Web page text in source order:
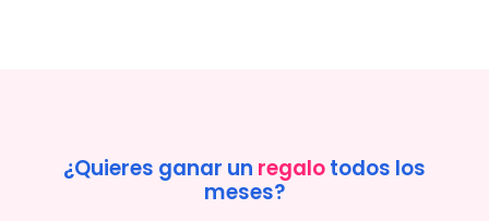
¿Quieres ganar un regalotodos los
meses?